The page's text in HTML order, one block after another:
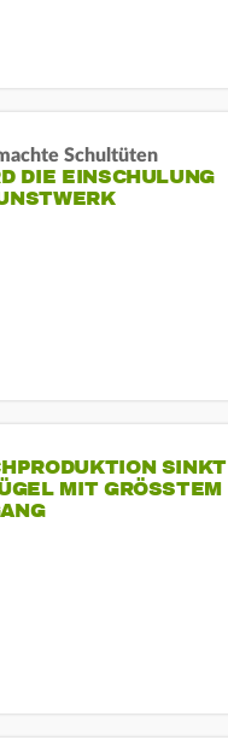
Schultüten
DIE EINSCHULUNG
SINKT
MIT GRÖSSTEM R